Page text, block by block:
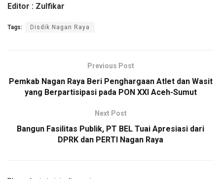
Editor : Zulfikar
Tags: Disdik Nagan Raya
Previous Post
Pemkab Nagan Raya Beri Penghargaan Atlet dan Wasit
yang Berpartisipasi pada PON XXI Aceh-Sumut
Next Post
Bangun Fasilitas Publik, PT BEL Tuai Apresiasi dari
DPRK dan PERTI Nagan Raya